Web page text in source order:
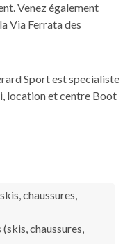
Venez également
Via Ferrata des
Sport est specialiste
location et centre Boot
chaussures,
chaussures,